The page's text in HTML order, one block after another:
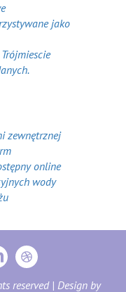
jako
zewnętrznej
online
wody
reserved | Design by